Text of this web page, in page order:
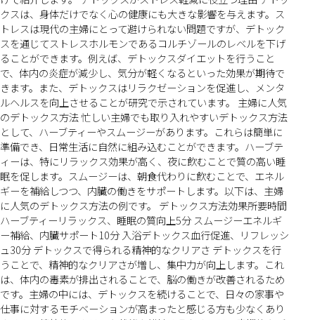
クスは、身体だけでなく心の健康にも大きな影響を与えます。ス
トレスは現代の主婦にとって避けられない問題ですが、デトック
スを通じてストレスホルモンであるコルチゾールのレベルを下げ
ることができます。例えば、デトックスダイエットを行うこと
で、体内の炎症が減少し、気分が軽くなるといった効果が期待で
きます。また、デトックスはリラクゼーションを促進し、メンタ
ルヘルスを向上させることが研究で示されています。 主婦に人気
のデトックス方法 忙しい主婦でも取り入れやすいデトックス方法
として、ハーブティーやスムージーがあります。これらは簡単に
準備でき、日常生活に自然に組み込むことができます。ハーブテ
ィーは、特にリラックス効果が高く、夜に飲むことで質の高い睡
眠を促します。スムージーは、朝食代わりに飲むことで、エネル
ギーを補給しつつ、内臓の働きをサポートします。以下は、主婦
に人気のデトックス方法の例です。 デトックス方法効果所要時間
ハーブティーリラックス、睡眠の質向上5分 スムージーエネルギ
ー補給、内臓サポート10分 入浴デトックス血行促進、リフレッシ
ュ30分 デトックスで得られる精神的なクリアさ デトックスを行
うことで、精神的なクリアさが増し、集中力が向上します。これ
は、体内の毒素が排出されることで、脳の働きが改善されるため
です。主婦の中には、デトックスを続けることで、日々の家事や
仕事に対するモチベーションが高まったと感じる方も少なくあり